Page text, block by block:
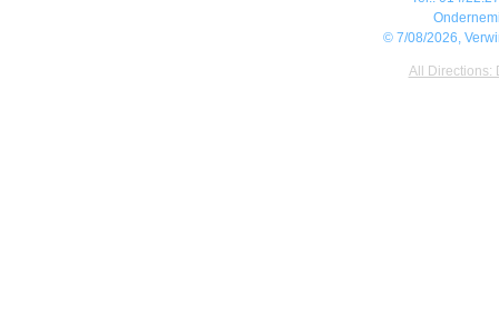
© 7/08/2026,
All Directions: